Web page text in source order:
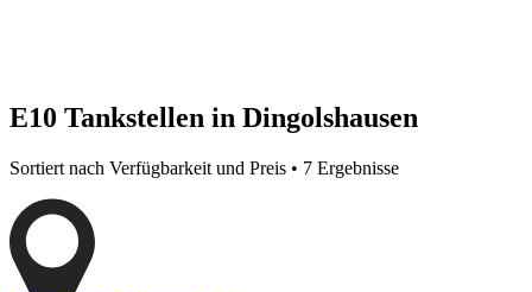
E10 Tankstellen in Dingolshausen
Sortiert nach Verfügbarkeit und Preis • 7 Ergebnisse